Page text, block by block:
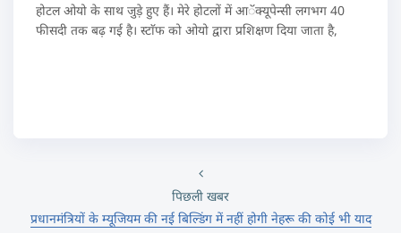
होटल ओयो के साथ जुड़े हुए हैं। मेरे होटलों में आॅक्यूपेन्सी लगभग 40
फीसदी तक बढ़ गई है। स्टाॅफ को ओयो द्वारा प्रशिक्षण दिया जाता है,
पिछली खबर
प्रधानमंत्रियों के म्‍यूजियम की नई बिल्डिंग में नहीं होगी नेहरू की कोई भी याद